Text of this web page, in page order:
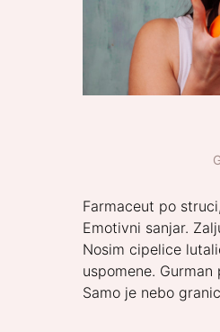
Farmaceut po
Emotivni sanjar.
Nosim cipelice
uspomene.
Samo je nebo